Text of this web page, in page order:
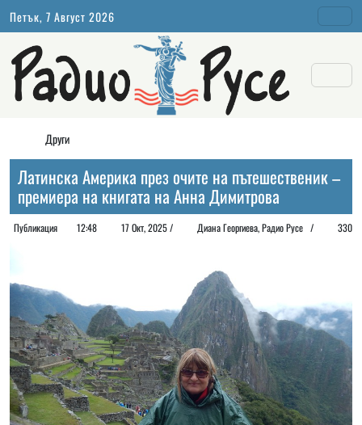
Петък, 7 Август 2026
Други
Латинска Америка през очите на пътешественик –
премиера на книгата на Анна Димитрова
Публикация 12:48 17 Окт, 2025 / Диана Георгиeва, Радио Русе / 330